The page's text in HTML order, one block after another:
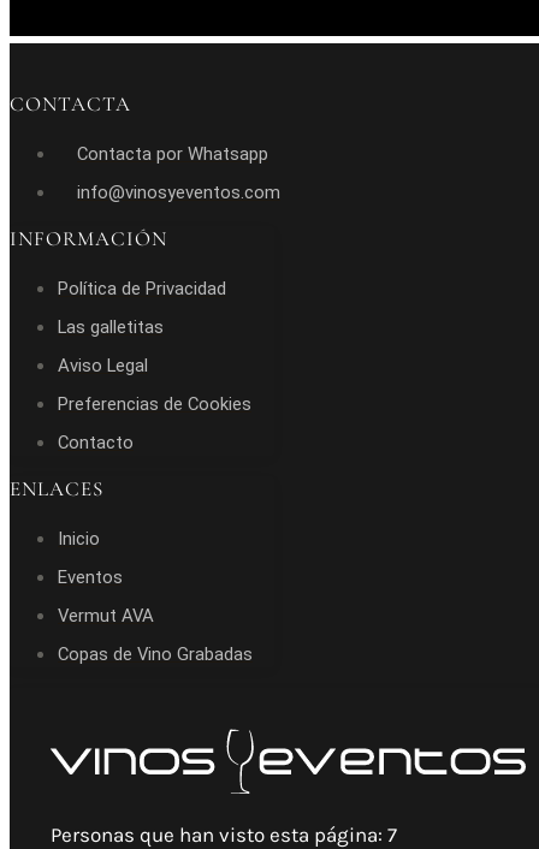
CONTACTA
Contacta por Whatsapp
info@vinosyeventos.com
INFORMACIÓN
Política de Privacidad
Las galletitas
Aviso Legal
Preferencias de Cookies
Contacto
ENLACES
Inicio
Eventos
Vermut AVA
Copas de Vino Grabadas
Personas que han visto esta página: 7